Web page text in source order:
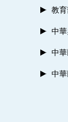
教
中
中
中